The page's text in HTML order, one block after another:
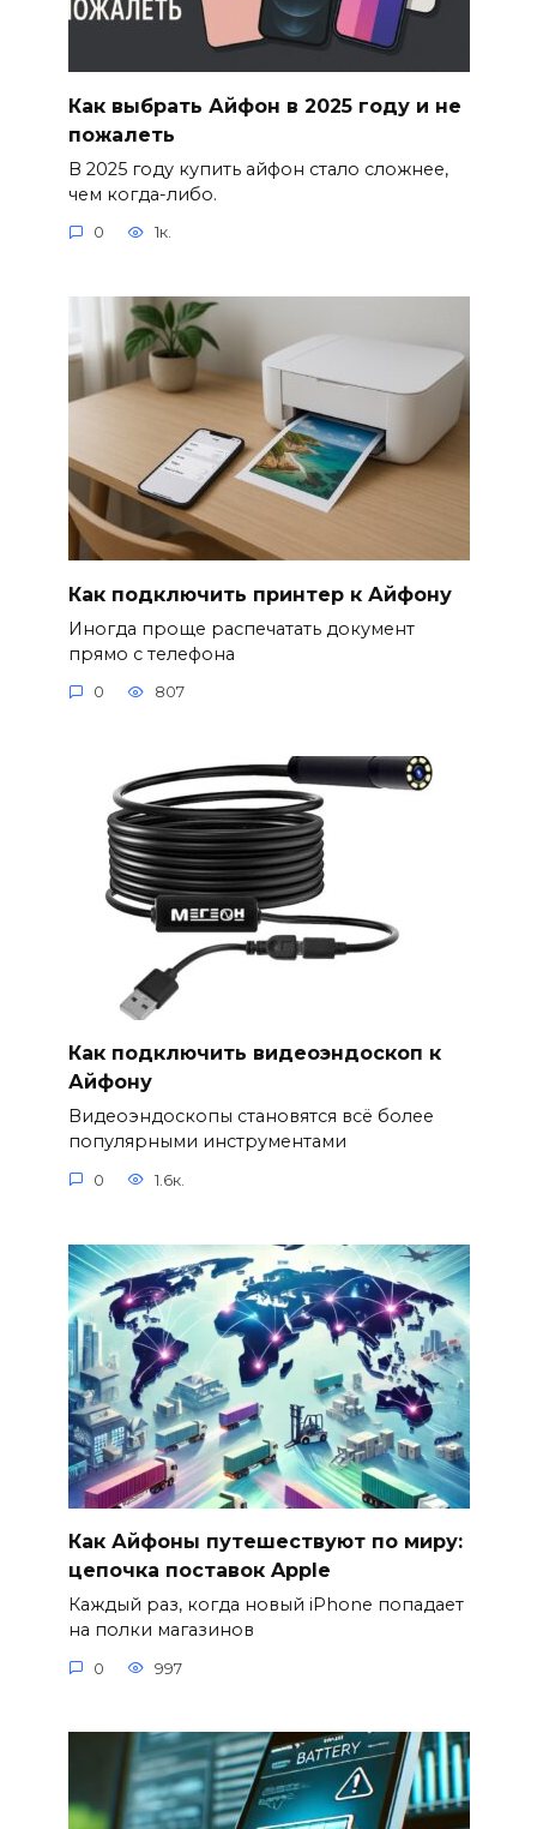
Как выбрать Айфон в 2025 году и не
пожалеть
В 2025 году купить айфон стало сложнее,
чем когда-либо.
0 1к.
Как подключить принтер к Айфону
Иногда проще распечатать документ
прямо с телефона
0 807
Как подключить видеоэндоскоп к
Айфону
Видеоэндоскопы становятся всё более
популярными инструментами
0 1.6к.
Как Айфоны путешествуют по миру:
цепочка поставок Apple
Каждый раз, когда новый iPhone попадает
на полки магазинов
0 997